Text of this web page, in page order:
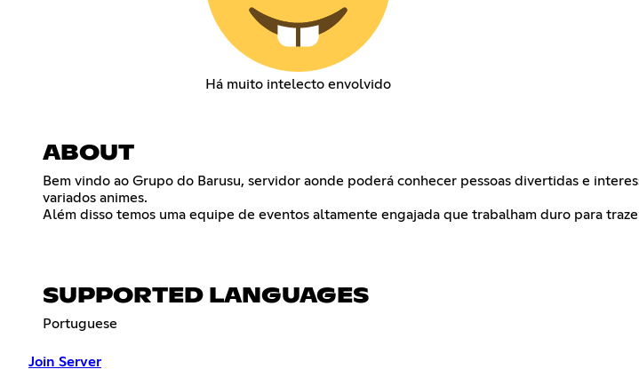
Há muito intelecto envolvido
ABOUT
Bem vindo ao Grupo do Barusu, servidor aonde poderá conhecer pessoas divertidas e
variados animes.
Além disso temos uma equipe de eventos altamente engajada que trabalham duro para
SUPPORTED LANGUAGES
Portuguese
Join Server